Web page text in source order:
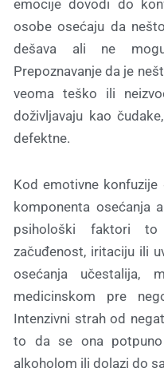
emocije dovodi do
osobe osećaju da
dešava ali ne
Prepoznavanje da je
veoma teško ili
doživljavaju kao
defektne.
Kod emotivne
komponenta osećanja
psihološki faktori
začuđenost, iritaciju ili
osećanja učestalija,
medicinskom pre
Intenzivni strah od
to da se ona potpuno
alkoholom ili dolazi do